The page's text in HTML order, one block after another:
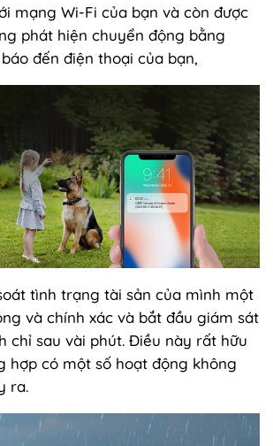
mạng Wi-Fi của bạn và còn được
phát hiện chuyển động bằng
đến điện thoại của bạn,
tình trạng tài sản của mình một
và chính xác và bắt đầu giám sát
chỉ sau vài phút. Điều này rất hữu
hợp có một số hoạt động không
ra.